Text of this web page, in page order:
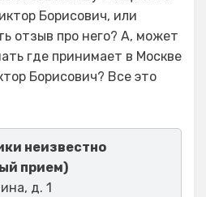
Борисович, или
отзыв про него? А, может
где принимает в Москве
Борисович? Все это
неизвестно
прием)
д. 1